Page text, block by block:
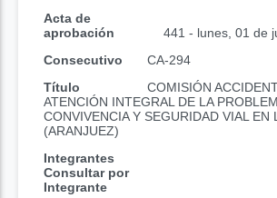
Acta de
aprobación
441 - lunes, 01 de
Consecutivo
CA-294
Título
COMISIÓN
ATENCIÓN INTEGRAL DE LA
CONVIVENCIA Y SEGURIDAD VIAL EN
(ARANJUEZ)
Integrantes
Consultar por
Integrante